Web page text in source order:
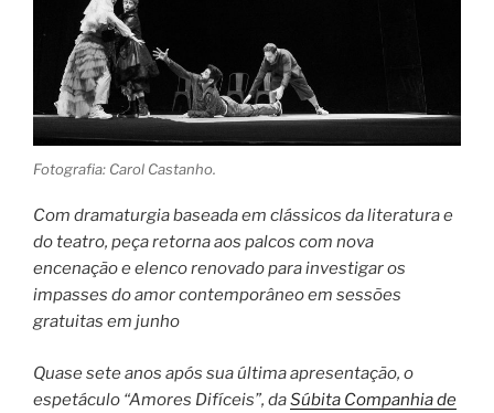
Fotografia: Carol Castanho.
Com dramaturgia baseada em clássicos da literatura e
do teatro, peça retorna aos palcos com nova
encenação e elenco renovado para investigar os
impasses do amor contemporâneo em sessões
gratuitas em junho
Quase sete anos após sua última apresentação, o
espetáculo “Amores Difíceis”, daSúbita Companhia de